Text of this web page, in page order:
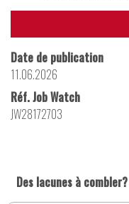
Date de publication
11.06.2026
Réf. Job Watch
JW28172703
Des lacunes à